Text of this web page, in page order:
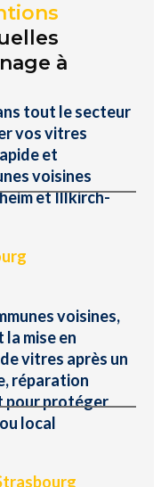
à
tout le secteur
vos vitres
et
voisines
et Illkirch-
voisines,
mise en
vitres après un
réparation
pour protéger
local